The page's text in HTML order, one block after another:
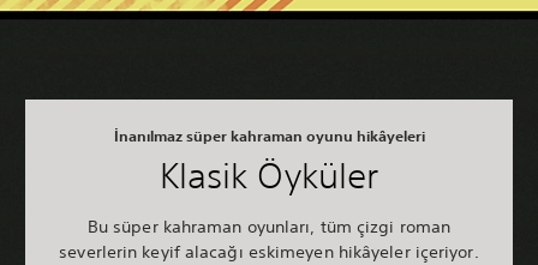
İnanılmaz süper kahraman oyunu hikâyeleri
Klasik Öyküler
Bu süper kahraman oyunları, tüm çizgi roman
severlerin keyif alacağı eskimeyen hikâyeler içeriyor.